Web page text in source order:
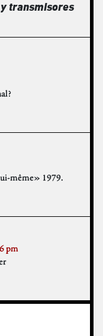
transmisores
même» 1979.
pm